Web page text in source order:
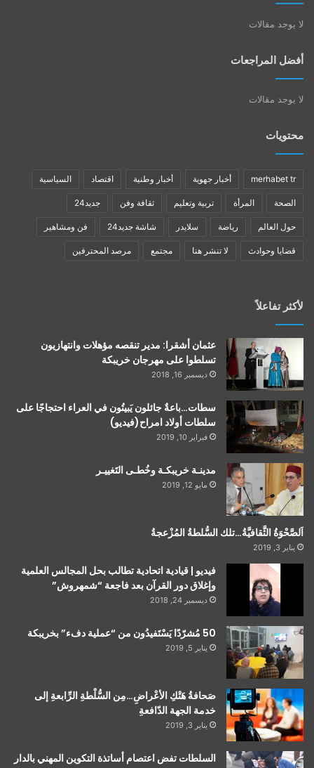
لا يوجد مقالات
أفضل المراجعات
لا يوجد مقالات
محتويات
merhabet tr أخبار جهوية أخبار وطنية اقتصاد السياسية
الصحة المرأة تربية وتعليم ثقافة وفن جديد24
حول العالم رياضة سلايدر شاشة جديد24 فن ومشاهير
قضايا وحوادث لا تنشر هنا مجتمع مرصد المحترفين
لأكثر تفاعلاً
عثمان أشقرا: مدير تنقصه مؤهلات وانتهازيون
تسلطوا على مهرجان خريبكة
ديسمبر 16, 2018
سطات…باعةٌ جائلون يَبيتُون في العراء احتجاجًا على
سلطات أولاد امراح(فيديو)
فبراير 10, 2019
مدينـة خريبكـة وخُطـى التَغييـر
مايو 12, 2019
اَلصَّحْوَةُ الثَّقافيَّةُ…تلك السُّلطةُ المُزْعجةُ
يناير 3, 2019
فيديو | قيادية اتحادية تطالب بحل المجالس العلمية
وإغلاق دور القرآن بعد فاجعة “شمهروش”
ديسمبر 24, 2018
50 مُشرّدًا يَسْتَفيدُون من “عملية دفء” بخريبكة
يناير 5, 2019
صَحافةُ هَتْكِ الأعْراضِ…مِن السُّلْطةِ الرِّابعةِ إلى
خدمة الجهة الدّافعةِ
يناير 3, 2019
السلطات تفض اعتصام أساتذة التكوين المهني بالدار